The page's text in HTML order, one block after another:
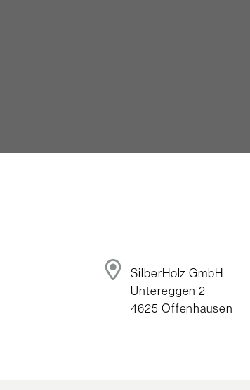
SilberHolz GmbH
Untereggen 2
4625 Offenhausen